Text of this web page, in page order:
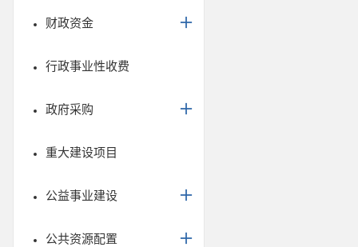
财政资金
行政事业性收费
政府采购
重大建设项目
公益事业建设
公共资源配置